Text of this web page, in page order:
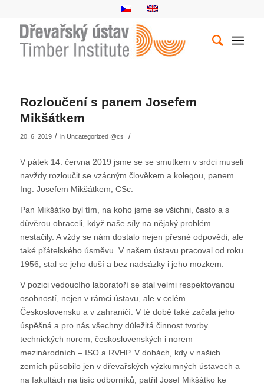
Rozloučení s panem Josefem
Mikšátkem
20. 6. 2019 / in Uncategorized @cs /
V pátek 14. června 2019 jsme se se smutkem v srdci museli
navždy rozloučit se vzácným člověkem a kolegou, panem
Ing. Josefem Mikšátkem, CSc.
Pan Mikšátko byl tím, na koho jsme se všichni, často a s
důvěrou obraceli, když naše síly na nějaký problém
nestačily. A vždy se nám dostalo nejen přesné odpovědi, ale
také přátelského úsměvu. V našem ústavu pracoval od roku
1956, stal se jeho duší a bez nadsázky i jeho mozkem.
V pozici vedoucího laboratoří se stal velmi respektovanou
osobností, nejen v rámci ústavu, ale v celém
Československu a v zahraničí. V té době také začala jeho
úspěšná a pro nás všechny důležitá činnost tvorby
technických norem, československých i norem
mezinárodních – ISO a RVHP. V dobách, kdy v našich
zemích působilo jen v dřevařských výzkumných ústavech a
na fakultách na tisíc odborníků, patřil Josef Mikšátko ke